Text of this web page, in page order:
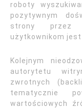
roboty
pozytywnym
strony przez
użytkownikom
Kolejnym
autorytetu
zwrotnych
tematycznie
wartościowych